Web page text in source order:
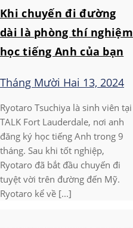
Khi chuyến đi đường
dài là phòng thí nghiệm
học tiếng Anh của bạn
Tháng Mười Hai 13, 2024
Ryotaro Tsuchiya là sinh viên tại
TALK Fort Lauderdale, nơi anh
đăng ký học tiếng Anh trong 9
tháng. Sau khi tốt nghiệp,
Ryotaro đã bắt đầu chuyến đi
tuyệt vời trên đường đến Mỹ.
Ryotaro kể về [...]